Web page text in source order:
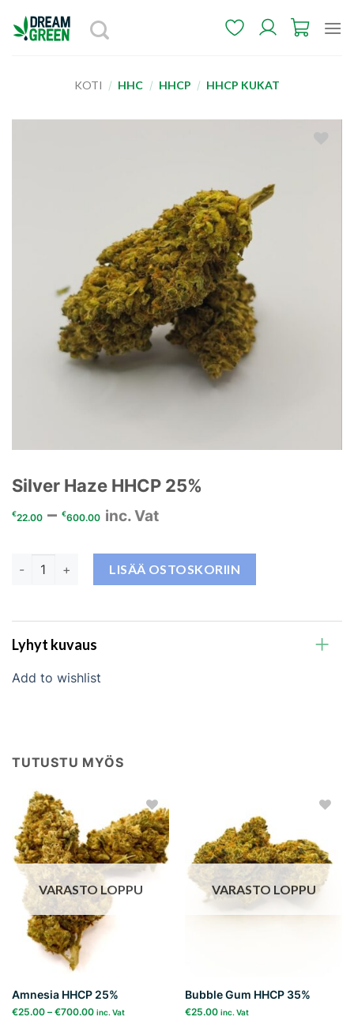
KOTI / HHC / HHCP / HHCP KUKAT
Silver Haze HHCP 25%
€22.00 – €600.00 inc. Vat
Silver Haze HHCP 25% määrä
LISÄÄ OSTOSKORIIN
Lyhyt kuvaus
Add to wishlist
TUTUSTU MYÖS
Add to
wishlist
VARASTO LOPPU
Amnesia HHCP 25%
€25.00– €700.00 inc. Vat
wishlist
VARASTO LOPPU
Bubble Gum HHCP 35%
€25.00 inc. Vat